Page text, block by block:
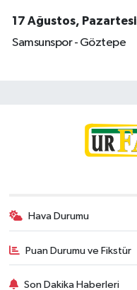
17 Ağustos, Pazartesi
Samsunspor - Göztepe
Hava Durumu
Puan Durumu ve Fikstür
Son Dakika Haberleri